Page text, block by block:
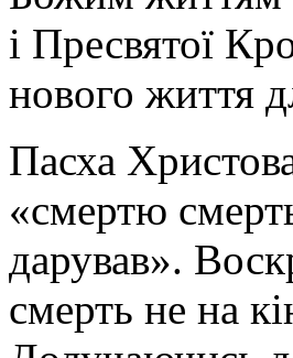
і Пресвятої
нового життя
Пасха
«смертю
дарував».
смерть не на